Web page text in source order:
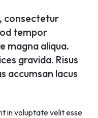
consectetur
tempor
magna aliqua.
gravida. Risus
accumsan lacus
in voluptate velit esse